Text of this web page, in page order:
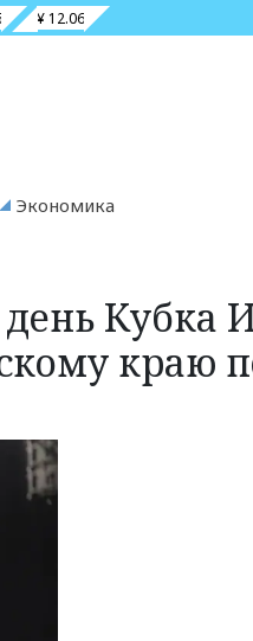
¥ 12.06
Экономика
Кубка
краю